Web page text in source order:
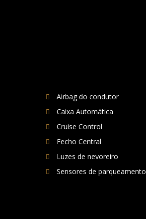
Airbag do condutor
Caixa Automática
Cruise Control
Fecho Central
Luzes de nevoreiro
Sensores de parqueamento